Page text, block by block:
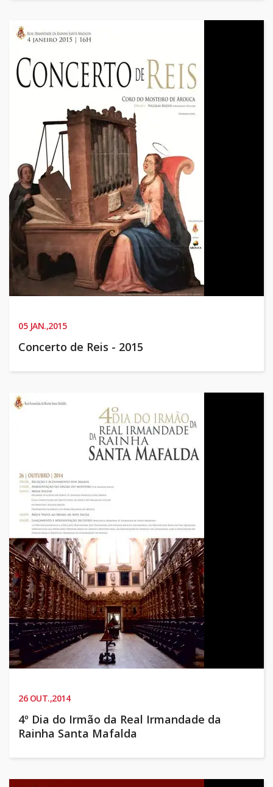
05JAN.,2015
Concerto de Reis - 2015
26OUT.,2014
4º Dia do Irmão da Real Irmandade da
Rainha Santa Mafalda